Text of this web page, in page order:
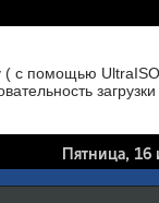
помощью